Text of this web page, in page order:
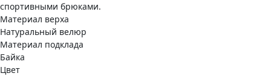
спортивными брюками.
Материал верха
Натуральный велюр
Материал подклада
Байка
Цвет